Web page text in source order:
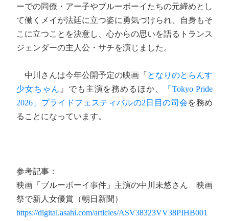
ーでの同僚・アー子やブルーボーイたちの元締めとし
て働くメイが法廷に立つ姿に勇気づけられ、自身もそ
こに立つことを決意し、心からの思いを語るトランス
ジェンダーの主人公・サチを演じました。
中川さんは今年公開予定の映画『となりのとらんす
少女ちゃん 』でも主演を務めるほか、
「Tokyo Pride
2026」プライドフェスティバルの2日目の司会を務め
ることになっています。
参考記事：
映画「ブルーボーイ事件」主演の中川未悠さん 映画
祭で新人女優賞（朝日新聞）
https://digital.asahi.com/articles/ASV38323VV38PIHB001